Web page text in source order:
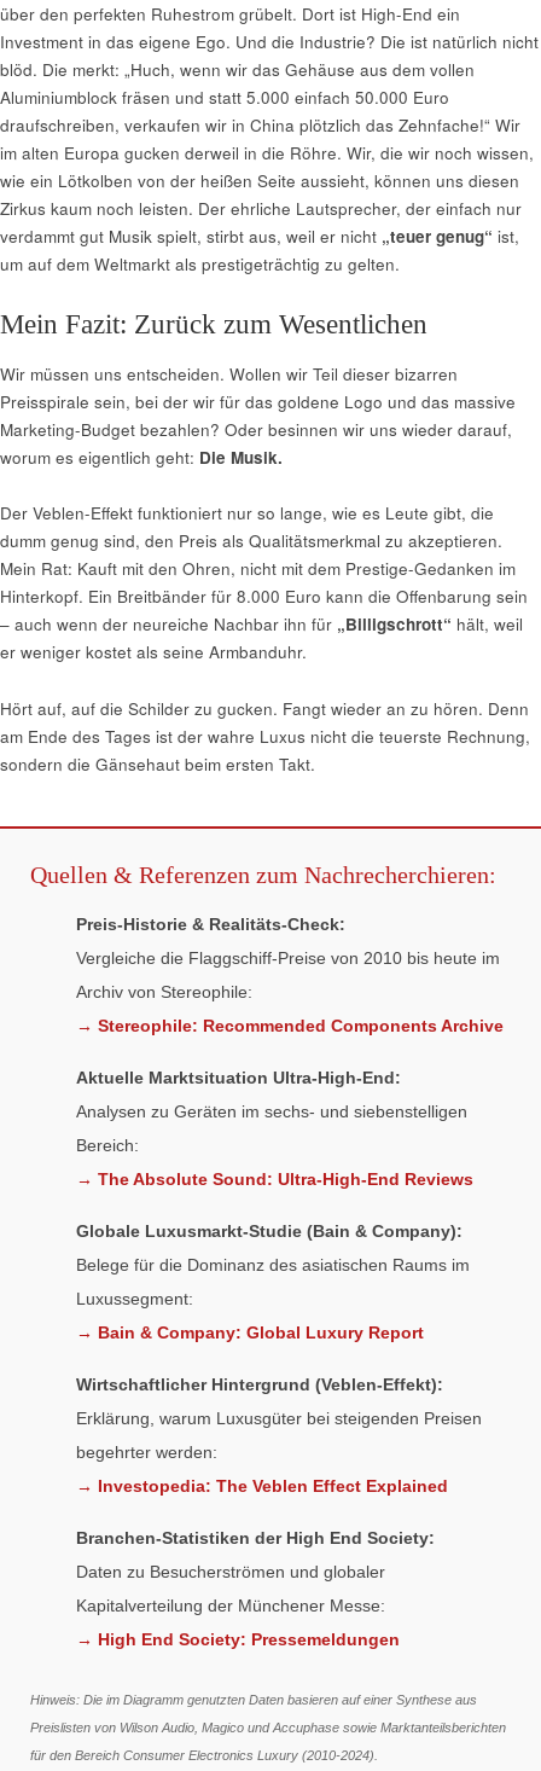
über den perfekten Ruhestrom grübelt. Dort ist High-End ein
Investment in das eigene Ego. Und die Industrie? Die ist natürlich nicht
blöd. Die merkt: „Huch, wenn wir das Gehäuse aus dem vollen
Aluminiumblock fräsen und statt 5.000 einfach 50.000 Euro
draufschreiben, verkaufen wir in China plötzlich das Zehnfache!“ Wir
im alten Europa gucken derweil in die Röhre. Wir, die wir noch wissen,
wie ein Lötkolben von der heißen Seite aussieht, können uns diesen
Zirkus kaum noch leisten. Der ehrliche Lautsprecher, der einfach nur
verdammt gut Musik spielt, stirbt aus, weil er nicht „teuer genug“ ist,
um auf dem Weltmarkt als prestigeträchtig zu gelten.
Mein Fazit: Zurück zum Wesentlichen
Wir müssen uns entscheiden. Wollen wir Teil dieser bizarren
Preisspirale sein, bei der wir für das goldene Logo und das massive
Marketing-Budget bezahlen? Oder besinnen wir uns wieder darauf,
worum es eigentlich geht: Die Musik.
Der Veblen-Effekt funktioniert nur so lange, wie es Leute gibt, die
dumm genug sind, den Preis als Qualitätsmerkmal zu akzeptieren.
Mein Rat: Kauft mit den Ohren, nicht mit dem Prestige-Gedanken im
Hinterkopf. Ein Breitbänder für 8.000 Euro kann die Offenbarung sein
– auch wenn der neureiche Nachbar ihn für „Billigschrott“ hält, weil
er weniger kostet als seine Armbanduhr.
Hört auf, auf die Schilder zu gucken. Fangt wieder an zu hören. Denn
am Ende des Tages ist der wahre Luxus nicht die teuerste Rechnung,
sondern die Gänsehaut beim ersten Takt.
Quellen & Referenzen zum Nachrecherchieren:
Preis-Historie & Realitäts-Check:
Vergleiche die Flaggschiff-Preise von 2010 bis heute im
Archiv von Stereophile:
→ Stereophile: Recommended Components Archive
Aktuelle Marktsituation Ultra-High-End:
Analysen zu Geräten im sechs- und siebenstelligen
Bereich:
→ The Absolute Sound: Ultra-High-End Reviews
Globale Luxusmarkt-Studie (Bain & Company):
Belege für die Dominanz des asiatischen Raums im
Luxussegment:
→ Bain & Company: Global Luxury Report
Wirtschaftlicher Hintergrund (Veblen-Effekt):
Erklärung, warum Luxusgüter bei steigenden Preisen
begehrter werden:
→ Investopedia: The Veblen Effect Explained
Branchen-Statistiken der High End Society:
Daten zu Besucherströmen und globaler
Kapitalverteilung der Münchener Messe:
→ High End Society: Pressemeldungen
Hinweis: Die im Diagramm genutzten Daten basieren auf einer Synthese aus
Preislisten von Wilson Audio, Magico und Accuphase sowie Marktanteilsberichten
für den Bereich Consumer Electronics Luxury (2010-2024).